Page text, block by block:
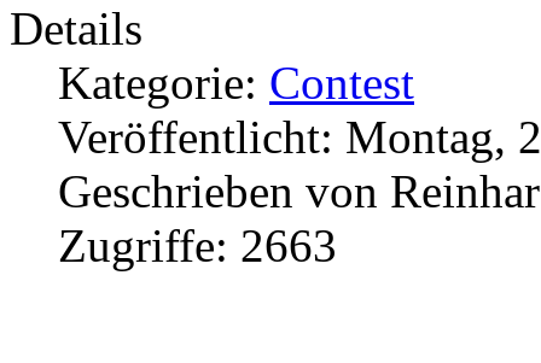
Details
Kategorie: Contest
Veröffentlicht: Montag,
Geschrieben von
Zugriffe: 2663